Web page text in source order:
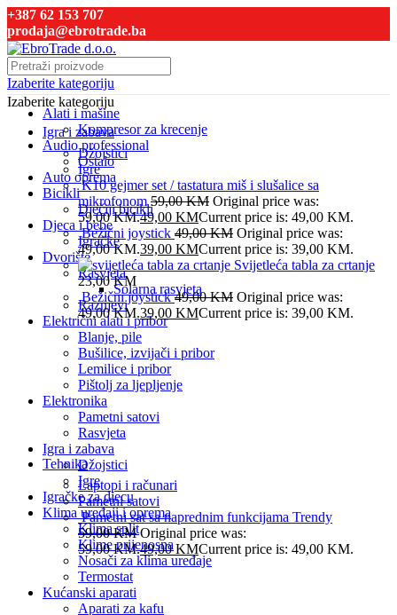
+387 62 153 707
prodaja@ebrotrade.ba
Izaberite kategoriju
Alati i mašine
Kompresor za krecenje
Audio professional
Ostalo
Auto oprema
Bicikli
Dječiji bicikli
Djeca i bebe
Igračke
Dvorište
Rasvjeta
Solarna rasvjeta
Raznjevi
Električni alati i pribor
Blanje, pile
Bušilice, izvijači i pribor
Lemilice i pribor
Pištolj za ljepljenje
Elektronika
Pametni satovi
Rasvjeta
Igra i zabava
Džojstici
Igre
Igračke za djecu
Klima uređaji i oprema
Klima split
Klime prijenosna
Nosači za klima uređaje
Termostat
Kućanski aparati
Aparati za kafu
Izaberite kategoriju
Igra i zabava
Džojstici
Igre
K10 gejmer set / tastatura miš i slušalice sa
mikrofonom59,00KM Original price was:
59,00 KM.49,00 KMCurrent price is: 49,00 KM.
Bežični joystick 49,00KM Original price was:
49,00 KM.39,00 KMCurrent price is: 39,00 KM.
Svijetleća tabla za crtanje
23,00KM
Bežični joystick49,00KM Original price was:
49,00 KM.39,00 KMCurrent price is: 39,00 KM.
Tehnika
Laptopi i računari
Pametni satovi
Pametni sat sa naprednim funkcijama Trendy
59,00KM Original price was:
59,00 KM.49,00KMCurrent price is: 49,00 KM.